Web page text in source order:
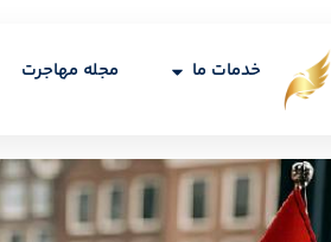
خدمات ما مجله مهاجرت